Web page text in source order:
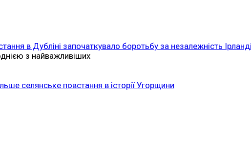
в Дубліні започаткувало боротьбу за незалежність
з найважливіших
селянське повстання в історії Угорщини